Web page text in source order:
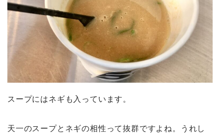
スープにはネギも入っています。
天一のスープとネギの相性って抜群ですよね。うれし